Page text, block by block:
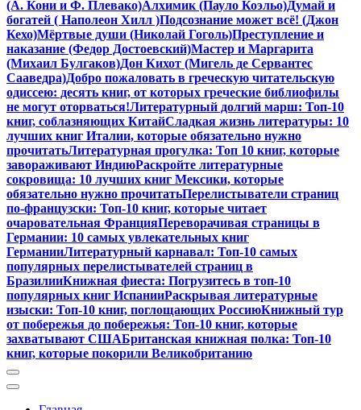
(А. Кони и Ф. Плевако)Алхимик (Пауло Коэльо)Думай и
богатей ( Наполеон Хилл )Подсознание может всё! (Джон
Кехо)Мёртвые души (Николай Гоголь)Преступление и
наказание (Федор Достоевский)Мастер и Маргарита
(Михаил Булгаков)Дон Кихот (Мигель де Сервантес
Сааведра)Добро пожаловать в греческую читательскую
одиссею: десять книг, от которых греческие библиофилы
не могут оторваться!Литературный долгий марш: Топ-10
книг, соблазняющих КитайСладкая жизнь литературы: 10
лучших книг Италии, которые обязательно нужно
прочитатьЛитературная прогулка: Топ 10 книг, которые
завораживают ИндиюРаскройте литературные
сокровища: 10 лучших книг Мексики, которые
обязательно нужно прочитатьПерелистыватели страниц
по-французски: Топ-10 книг, которые читает
очаровательная ФранцияПереворачивая страницы в
Германии: 10 самых увлекательных книг
ГерманииЛитературный карнавал: Топ-10 самых
популярных перелистывателей страниц в
БразилииКнижная фиеста: Погрузитесь в топ-10
популярных книг ИспанииРаскрывая литературные
изыски: Топ-10 книг, поглощающих РоссиюКнижный тур
от побережья до побережья: Топ-10 книг, которые
захватывают СШАБританская книжная полка: Топ-10
книг, которые покорили Великобританию